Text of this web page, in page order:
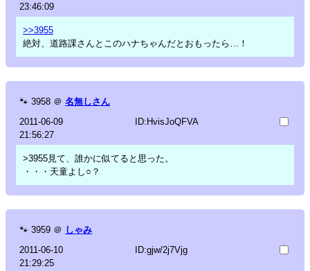
23:46:09
>>3955
絶対、道路課さんとこのハナちゃんだとおもったら…！
🐾 3958 ＠ 名無しさん
2011-06-09
21:56:27
ID:HvisJoQFVA
>3955見て、誰かに似てると思った。
・・・天童よし○？
🐾 3959 ＠ しゃみ
2011-06-10
21:29:25
ID:gjw/2j7Vjg